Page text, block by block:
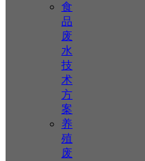
食
品
废
水
技
术
方
案
养
殖
废